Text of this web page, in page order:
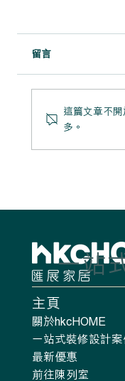
留言
這篇文章不
多。
一站
主頁
關於hkcHOME
一站式裝修設計案
最新優惠
前往陳列室